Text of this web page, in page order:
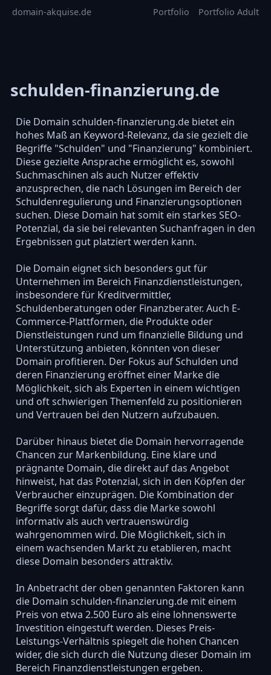
domain-akquise.de Portfolio Portfolio Adult
schulden-finanzierung.de
Die Domain schulden-finanzierung.de bietet ein
hohes Maß an Keyword-Relevanz, da sie gezielt die
Begriffe "Schulden" und "Finanzierung" kombiniert.
Diese gezielte Ansprache ermöglicht es, sowohl
Suchmaschinen als auch Nutzer effektiv
anzusprechen, die nach Lösungen im Bereich der
Schuldenregulierung und Finanzierungsoptionen
suchen. Diese Domain hat somit ein starkes SEO-
Potenzial, da sie bei relevanten Suchanfragen in den
Ergebnissen gut platziert werden kann.
Die Domain eignet sich besonders gut für
Unternehmen im Bereich Finanzdienstleistungen,
insbesondere für Kreditvermittler,
Schuldenberatungen oder Finanzberater. Auch E-
Commerce-Plattformen, die Produkte oder
Dienstleistungen rund um finanzielle Bildung und
Unterstützung anbieten, könnten von dieser
Domain profitieren. Der Fokus auf Schulden und
deren Finanzierung eröffnet einer Marke die
Möglichkeit, sich als Experten in einem wichtigen
und oft schwierigen Themenfeld zu positionieren
und Vertrauen bei den Nutzern aufzubauen.
Darüber hinaus bietet die Domain hervorragende
Chancen zur Markenbildung. Eine klare und
prägnante Domain, die direkt auf das Angebot
hinweist, hat das Potenzial, sich in den Köpfen der
Verbraucher einzuprägen. Die Kombination der
Begriffe sorgt dafür, dass die Marke sowohl
informativ als auch vertrauenswürdig
wahrgenommen wird. Die Möglichkeit, sich in
einem wachsenden Markt zu etablieren, macht
diese Domain besonders attraktiv.
In Anbetracht der oben genannten Faktoren kann
die Domain schulden-finanzierung.de mit einem
Preis von etwa 2.500 Euro als eine lohnenswerte
Investition eingestuft werden. Dieses Preis-
Leistungs-Verhältnis spiegelt die hohen Chancen
wider, die sich durch die Nutzung dieser Domain im
Bereich Finanzdienstleistungen ergeben.